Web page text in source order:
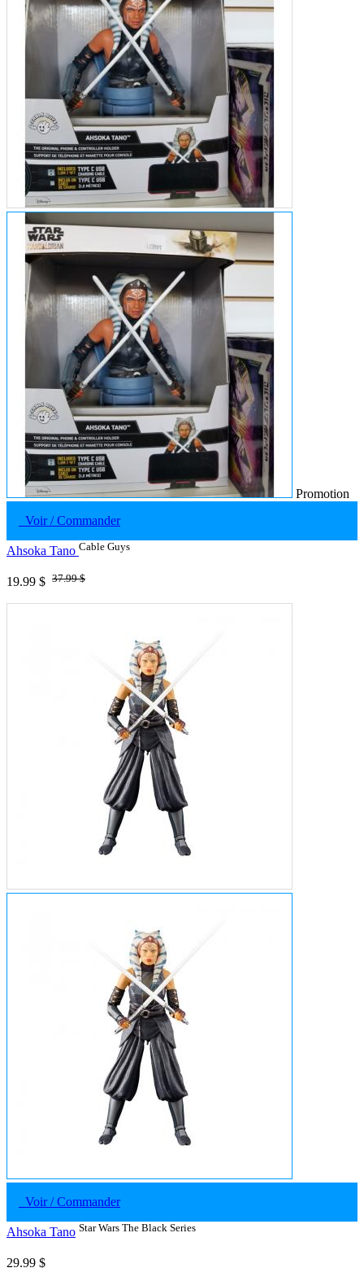
Promotion
Voir / Commander
Ahsoka Tano Cable Guys
19.99 $ 37.99 $
Voir / Commander
Ahsoka Tano Star Wars The Black Series
29.99 $